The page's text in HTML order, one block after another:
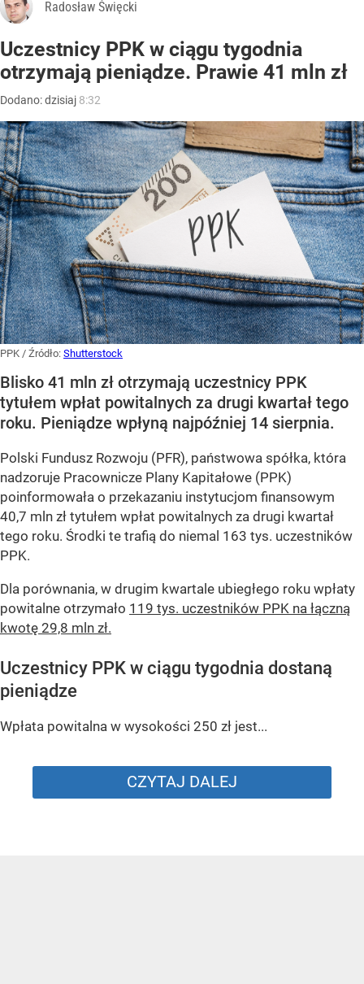
Radosław Święcki
Uczestnicy PPK w ciągu tygodnia
otrzymają pieniądze. Prawie 41 mln zł
Dodano:dzisiaj 8:32
PPK / Źródło: Shutterstock
Blisko 41 mln zł otrzymają uczestnicy PPK
tytułem wpłat powitalnych za drugi kwartał tego
roku. Pieniądze wpłyną najpóźniej 14 sierpnia.
Polski Fundusz Rozwoju (PFR), państwowa spółka, która
nadzoruje Pracownicze Plany Kapitałowe (PPK)
poinformowała o przekazaniu instytucjom finansowym
40,7 mln zł tytułem wpłat powitalnych za drugi kwartał
tego roku. Środki te trafią do niemal 163 tys. uczestników
PPK.
Dla porównania, w drugim kwartale ubiegłego roku wpłaty
powitalne otrzymało 119 tys. uczestników PPK na łączną
kwotę 29,8 mln zł.
Uczestnicy PPK w ciągu tygodnia dostaną
pieniądze
Wpłata powitalna w wysokości 250 zł jest...
CZYTAJ DALEJ